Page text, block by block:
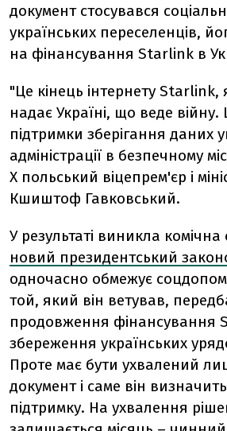
документ стосувався
українських переселенців,
на фінансування Starlink в
"Це кінець інтернету
надає Україні, що веде війну.
підтримки зберігання даних
адміністрації в безпечному
Х польський віцепрем'єр і
Кшиштоф Гавковський.
У результаті виникла комічна
новий президентський
одночасно обмежує
той, який він ветував,
продовження фінансування
збереження українських
Проте має бути ухвалений
документ і саме він
підтримку. На ухвалення